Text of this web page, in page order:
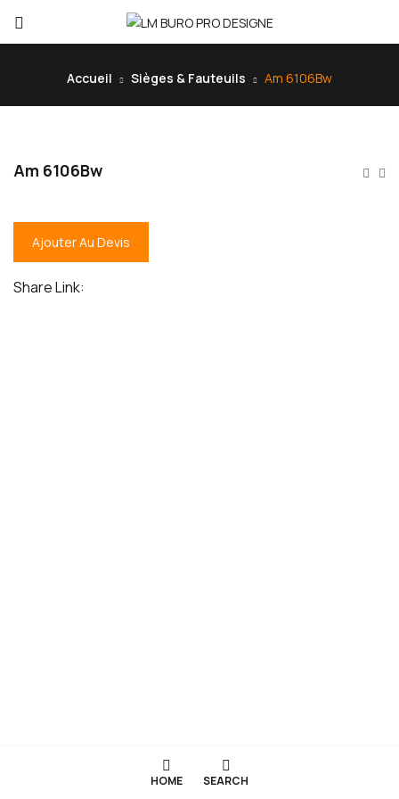
Accueil Sièges & Fauteuils Am 6106Bw
Am 6106Bw
Ajouter Au Devis
Share Link:
HOME SEARCH